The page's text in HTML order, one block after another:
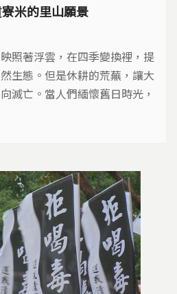
米的里山願景
照著浮雲，在四季變換裡，提
生態。但是休耕的荒蕪，讓大
滅亡。當人們緬懷舊日時光，
的希望…